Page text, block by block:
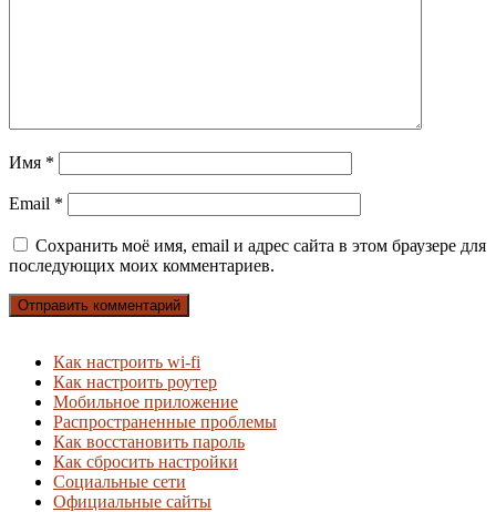
Имя *
Email *
Сохранить моё имя, email и адрес сайта в этом браузере для
последующих моих комментариев.
Как настроить wi-fi
Как настроить роутер
Мобильное приложение
Распространенные проблемы
Как восстановить пароль
Как сбросить настройки
Социальные сети
Официальные сайты